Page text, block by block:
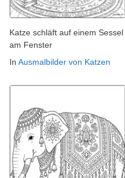
Katze schläft auf einem Sessel
am Fenster
In Ausmalbilder von Katzen